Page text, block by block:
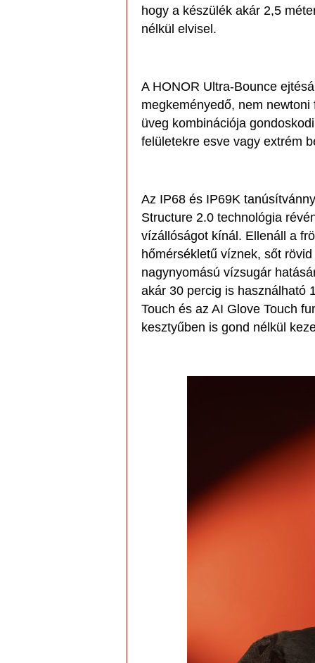
hogy a készülék akár 2,5
nélkül elvisel.
A HONOR Ultra-Bounce
megkeményedő, nem
üveg kombinációja
felületekre esve vagy extrém
Az IP68 és IP69K
Structure 2.0 technológia
vízállóságot kínál. Ellenáll a
hőmérsékletű víznek, sőt
nagynyomású vízsugár
akár 30 percig is használható
Touch és az AI Glove Touch
kesztyűben is gond nélkül